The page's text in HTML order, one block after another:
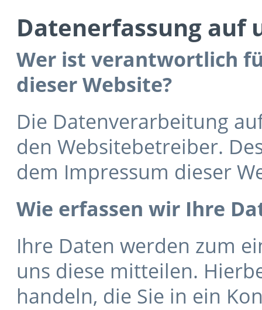
Datenerfassung auf
Wer ist verantwortlich
dieser Website?
Die Datenverarbeitung
den Websitebetreiber.
dem Impressum dieser
Wie erfassen wir Ihre
Ihre Daten werden zum
uns diese mitteilen.
handeln, die Sie in ein